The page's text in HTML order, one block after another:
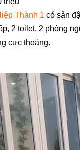
Thành 1 có sân
2 toilet, 2 phòng
cực thoáng.